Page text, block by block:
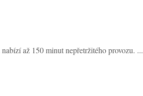
až 150 minut nepřetržitého provozu. ...